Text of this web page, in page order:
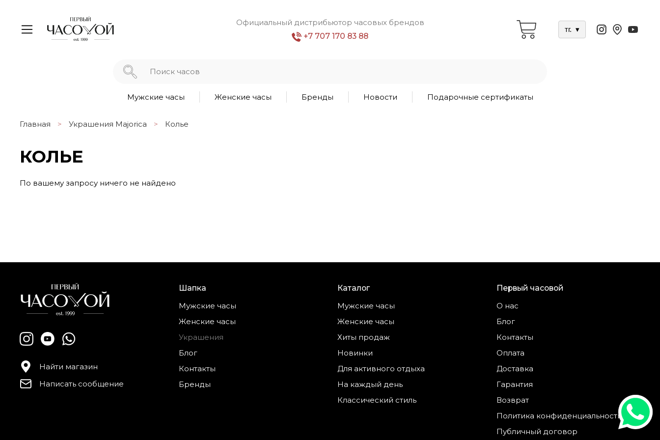
Официальный дистрибьютор часовых брендов
+7 707 170 83 88
тг. ▾
Мужские часы Женские часы Бренды Новости Подарочные сертификаты
Главная Украшения Majorica Колье
КОЛЬЕ
По вашему запросу ничего не найдено
Найти магазин
Написать сообщение
Шапка
Мужские часы
Женские часы
Украшения
Блог
Контакты
Бренды
Каталог
Мужские часы
Женские часы
Хиты продаж
Новинки
Для активного отдыха
На каждый день
Классический стиль
Первый часовой
О нас
Блог
Контакты
Оплата
Доставка
Гарантия
Возврат
Политика конфиденциальности
Публичный договор